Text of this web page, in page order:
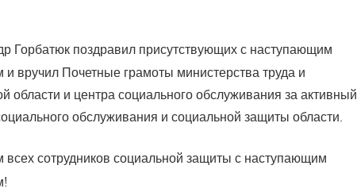
Горбатюк поздравил присутствующих с наступающим
вручил Почетные грамоты министерства труда и
области и центра социального обслуживания за активный
обслуживания и социальной защиты области.
сотрудников социальной защиты с наступающим